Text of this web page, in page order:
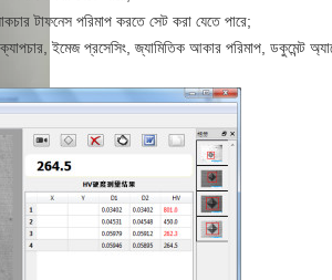
টাফনেস পরিমাপ করতে সেট করা যেতে পারে;
ইমেজ প্রসেসিং, জ্যামিতিক আকার পরিমাপ, ডকুমেন্ট